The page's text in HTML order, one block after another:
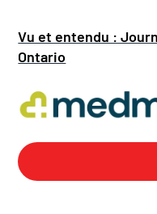
Vu et entendu :
Ontario